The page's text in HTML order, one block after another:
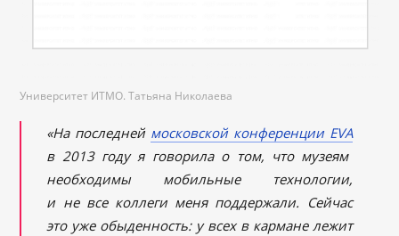
Университет ИТМО. Татьяна Николаева
«На последней московской конференции EVA
в 2013 году я говорила о том, что музеям
необходимы мобильные технологии,
и не все коллеги меня поддержали. Сейчас
это уже обыденность: у всех в кармане лежит